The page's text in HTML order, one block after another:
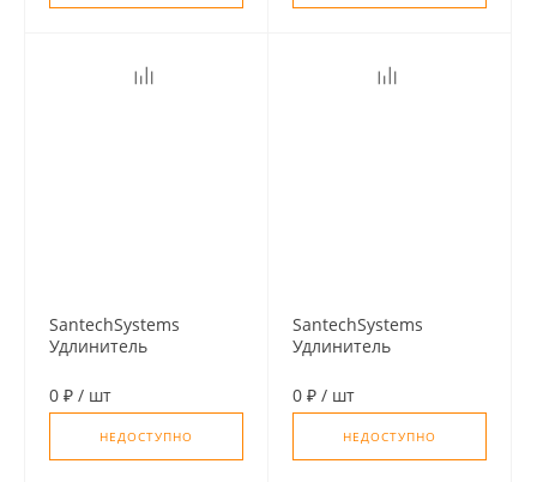
SantechSystems
Удлинитель
50 ВН
0 ₽ / шт
НЕДОСТУПНО
SantechSystems
Удлинитель
40 ВН
0 ₽ / шт
НЕДОСТУПНО